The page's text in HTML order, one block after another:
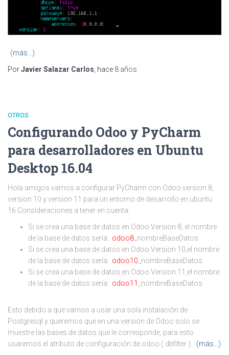
(más…)
PorJavier Salazar Carlos , hace 8 años
OTROS
Configurando Odoo y PyCharm
para desarrolladores en Ubuntu
Desktop 16.04
Hola amigos vamos a configurar PyCharm con Odoo version 8,
version 10 y version 11 para un entorno de desarrollo en ubuntu
16 Consideraciones a tener en cuenta:
Si se crea una base de datos en Odoo Version 8, el nombre
de la base de datos sería: odoo8 _nombreBaseDatos
Si se crea una base de datos en Odoo Version 10,el nombre
de la base de datos sería: odoo10 _nombreBaseDatos
Si se crea una base de datos en Odoo Version 11,el nombre
de la base de datos sería: odoo11 _nombreBaseDatos
Esto debido a que vamos a usar una sola instalación de
Postgresql y queremos que en una versión de Odoo solo se
muestre las bases de datos que le corresponde, para esto
usaremos el atributo de configuración de odoo ( dbfilter ).
(más…)